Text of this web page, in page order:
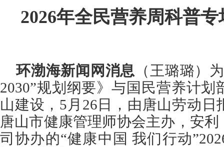
2026年全民营养周科普
环渤海新闻网消息 （王璐璐）
2030”规划纲要》与国民营养计
山建设，5月26日，由唐山劳动日
唐山市健康管理师协会主办，安
司协办的“健康中国 我们行动